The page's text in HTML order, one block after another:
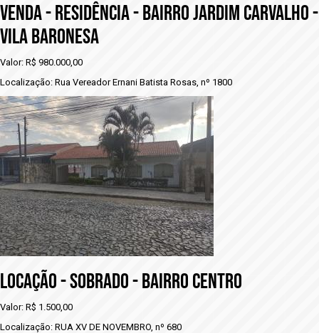
VENDA - RESIDÊNCIA - BAIRRO JARDIM CARVALHO -
vILA BARONESA
Valor: R$ 980.000,00
Localização: Rua Vereador Ernani Batista Rosas, nº 1800
LOCAÇÃO - SOBRADO - BAIRRO CENTRO
Valor: R$ 1.500,00
Localização: RUA XV DE NOVEMBRO, nº 680